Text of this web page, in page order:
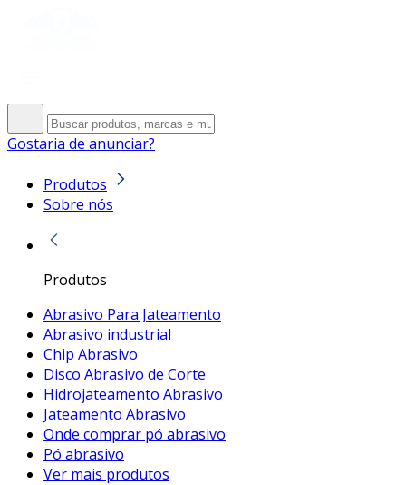
Gostaria de anunciar?
Produtos
Sobre nós
Produtos
Abrasivo Para Jateamento
Abrasivo industrial
Chip Abrasivo
Disco Abrasivo de Corte
Hidrojateamento Abrasivo
Jateamento Abrasivo
Onde comprar pó abrasivo
Pó abrasivo
Ver mais produtos